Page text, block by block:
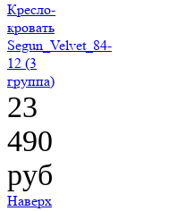
Кресло-
кровать
Segun_Velvet_84-
12 (3
группа)
23
490
руб
Наверх